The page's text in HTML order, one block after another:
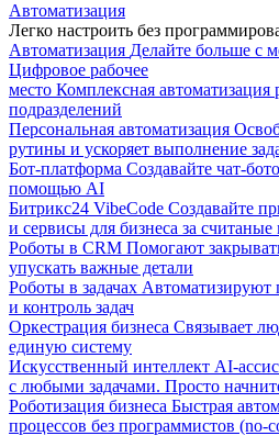
Автоматизация
Легко настроить без
Автоматизация Делайте больше с
Цифровое рабочее
место Комплексная автоматизация
подразделений
Персональная автоматизация
рутины и ускоряет выполнение
Бот-платформа Создавайте чат-
помощью AI
Битрикс24 VibeCode Создавайте
и сервисы для бизнеса за
Роботы в CRM Помогают
упускать важные детали
Роботы в задачах Автоматизируют
и контроль задач
Оркестрация бизнеса Связывает
единую систему
Искусственный интеллект AI-
с любыми задачами. Просто
Роботизация бизнеса Быстрая
процессов без программистов (no-